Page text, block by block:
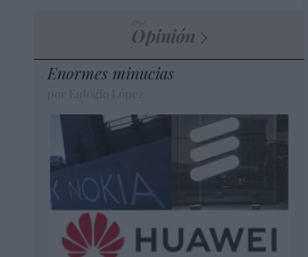
Opinión
Enormes minucias